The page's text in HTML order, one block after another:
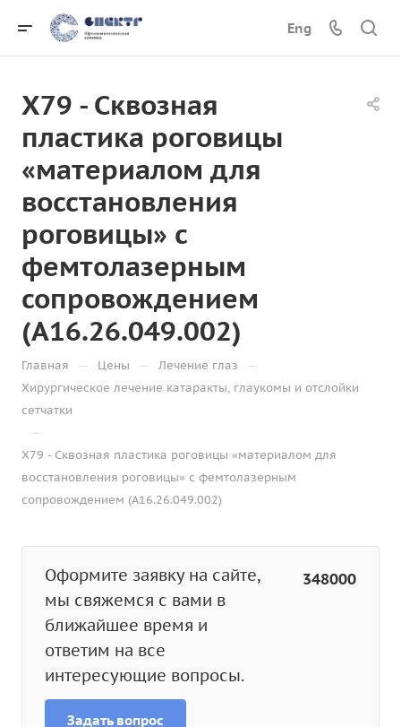
Eng
Х79 - Сквозная
пластика роговицы
«материалом для
восстановления
роговицы» с
фемтолазерным
сопровождением
(A16.26.049.002)
Главная — Цены — Лечение глаз —
Хирургическое лечение катаракты, глаукомы и отслойки
сетчатки
—
Х79 - Сквозная пластика роговицы «материалом для
восстановления роговицы» с фемтолазерным
сопровождением (A16.26.049.002)
Оформите заявку на сайте,
мы свяжемся с вами в
ближайшее время и
ответим на все
интересующие вопросы.
348000
Задать вопрос